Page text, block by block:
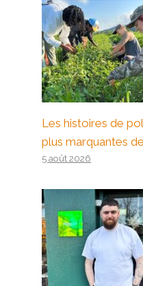
Les histoires de
plus marquantes
5 août 2026